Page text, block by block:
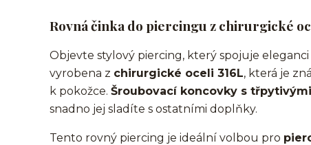
Rovná činka do piercingu z chirurgické
Objevte stylový piercing, který spojuje
vyrobena z chirurgické oceli 316L, která je
k pokožce. Šroubovací koncovky s
snadno jej sladíte s ostatními doplňky.
Tento rovný piercing je ideální volbou pro